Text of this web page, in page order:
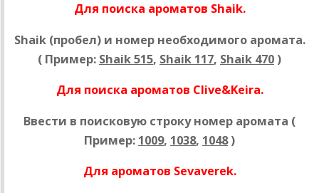
Для поиска ароматов Shaik.
Shaik (пробел) и номер необходимого аромата.
( Пример: Shaik 515, Shaik 117, Shaik 470 )
Для поиска ароматов Clive&Keira.
Ввести в поисковую строку номер аромата (
Пример: 1009, 1038, 1048)
Для ароматов Sevaverek.